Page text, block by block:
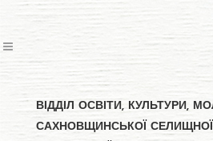
ВІДДІЛ ОСВІТИ, КУЛЬТУРИ,
САХНОВЩИНСЬКОЇ